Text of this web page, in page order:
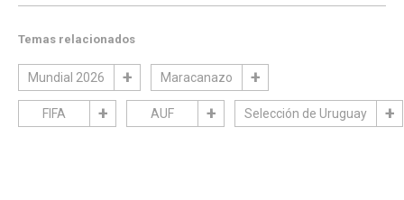
Temas relacionados
Mundial 2026 Maracanazo
FIFA AUF Selección de Uruguay